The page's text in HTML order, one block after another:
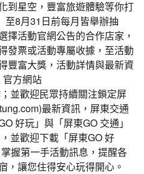
到星空，豐富旅遊體驗等你打
至8月31日前每月皆舉辦抽
擇活動官網公告的合作店家，
發票或活動專屬收據，至活動
豐富大獎，活動詳情與最新資
官方網站
並歡迎民眾持續關注鎖定屏
最新資訊，屏東交通
好玩」與「屏東GO 交通」
並歡迎下載「屏東GO 好
握第一手活動訊息，提醒各
，讓您住得安心玩得開心。